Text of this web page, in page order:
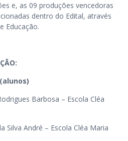
e, as 09 produções vencedoras
dentro do Edital, através
Educação.
Barbosa – Escola Cléa
Silva André – Escola Cléa Maria